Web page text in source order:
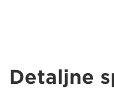
Detaljne